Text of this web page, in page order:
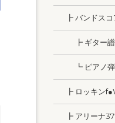
┣ バンドスコ
┣ ギター譜
┗ ピアノ弾
┣ ロッキン
┣ アリーナ